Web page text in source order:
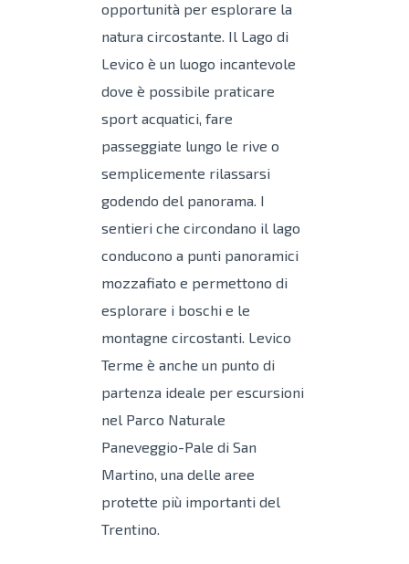
opportunità per esplorare la
natura circostante. Il Lago di
Levico è un luogo incantevole
dove è possibile praticare
sport acquatici, fare
passeggiate lungo le rive o
semplicemente rilassarsi
godendo del panorama. I
sentieri che circondano il lago
conducono a punti panoramici
mozzafiato e permettono di
esplorare i boschi e le
montagne circostanti. Levico
Terme è anche un punto di
partenza ideale per escursioni
nel Parco Naturale
Paneveggio-Pale di San
Martino, una delle aree
protette più importanti del
Trentino.